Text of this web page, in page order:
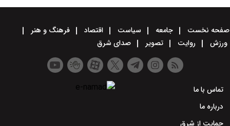
صفحه نخست جامعه سیاست اقتصاد
فرهنگ و هنر
ورزش
روایت تصویر صدای شرق
تماس با ما
درباره ما
حمایت از شرق